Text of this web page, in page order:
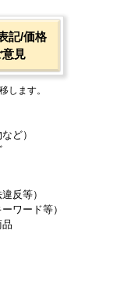
記/価格
意見
します。
ど）
反等）
ワード等）
品